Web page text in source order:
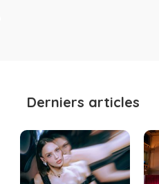
Derniers articles